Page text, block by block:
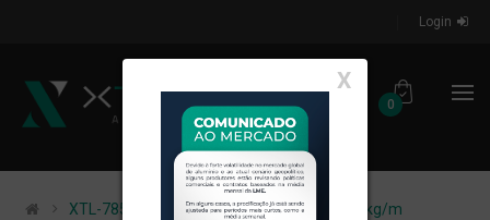
Login
0
X
XTL-785 - (MTX-086) - PESO LINEAR: 0,232kg/m